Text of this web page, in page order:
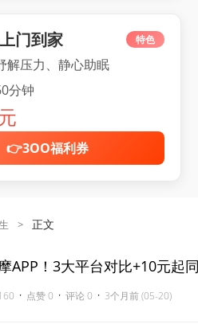
门到家 特色
解压力、静心助眠
分钟
👉3OO福利券
> 正文
APP！3大平台对比+10元起
· 点赞 0 · 评论 0 · 3个月前 (05-20)